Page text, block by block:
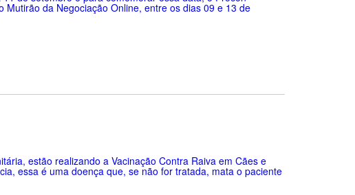
da Negociação Online, entre os dias 09 e 13 de
estão realizando a Vacinação Contra Raiva em Cães e
essa é uma doença que, se não for tratada, mata o paciente